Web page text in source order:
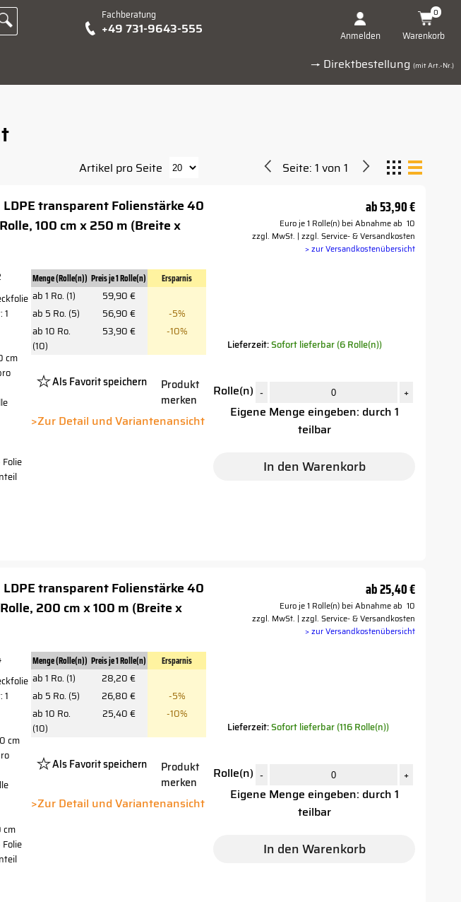
hier eingeben:
Suche Landingpage Fachberatung
+49 731-9643-555 Anmelden Warenkorb
0
→ Direktbestellung (mit Art.-Nr.)
Artikel pro Seite Seite:1 von1
transparent Folienstärke 40
100 cm x 250 m (Breite x
1
cm
Menge (Rolle(n)) Preis je 1 Rolle(n)
Ersparnis
ab 1 Ro. (1)
59,90 €
ab 5 Ro. (5)
56,90 €
-5%
ab 10 Ro.
(10)
53,90 € -10%
Als Favorit speichern
Button
Produkt
merken
>Zur Detail und Variantenansicht
ab53,90 €
Euro je 1 Rolle(n) bei Abnahme ab 10
zzgl. MwSt. | zzgl. Service- & Versandkosten
> zur Versandkostenübersicht
Lieferzeit:Sofort lieferbar (6 Rolle(n))
Rolle(n) - +
Eigene Menge eingeben: durch 1
teilbar
In den Warenkorb
transparent Folienstärke 40
200 cm x 100 m (Breite x
1
cm
Menge (Rolle(n)) Preis je 1 Rolle(n)
Ersparnis
ab 1 Ro. (1)
28,20 €
ab 5 Ro. (5)
26,80 €
-5%
ab 10 Ro.
(10)
25,40 € -10%
Als Favorit speichern
Button
Produkt
merken
>Zur Detail und Variantenansicht
ab25,40 €
Euro je 1 Rolle(n) bei Abnahme ab 10
zzgl. MwSt. | zzgl. Service- & Versandkosten
> zur Versandkostenübersicht
Lieferzeit:Sofort lieferbar (116 Rolle(n))
Rolle(n) - +
Eigene Menge eingeben: durch 1
teilbar
In den Warenkorb